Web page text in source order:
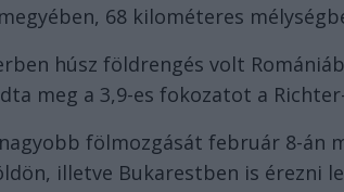
68 kilométeres
húsz földrengés volt
meg a 3,9-es fokozatot a
fölmozgását február 8-án
illetve Bukarestben is érezni